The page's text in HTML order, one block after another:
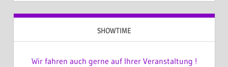
SHOWTIME
Wir fahren auch gerne auf Ihrer Veranstaltung !